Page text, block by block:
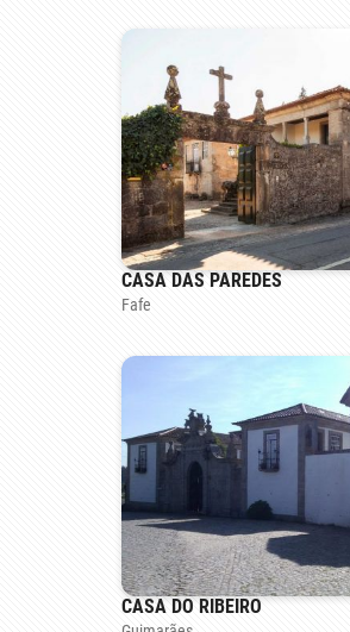
CASA DAS PAREDES
Fafe
CASA DO RIBEIRO